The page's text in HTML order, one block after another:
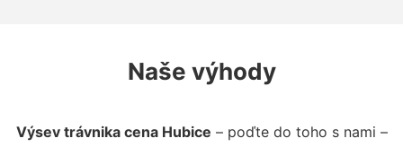
Naše výhody
Výsev trávnika cena Hubice – poďte do toho s nami –